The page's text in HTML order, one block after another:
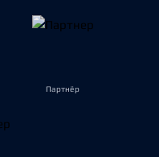
Партнёр